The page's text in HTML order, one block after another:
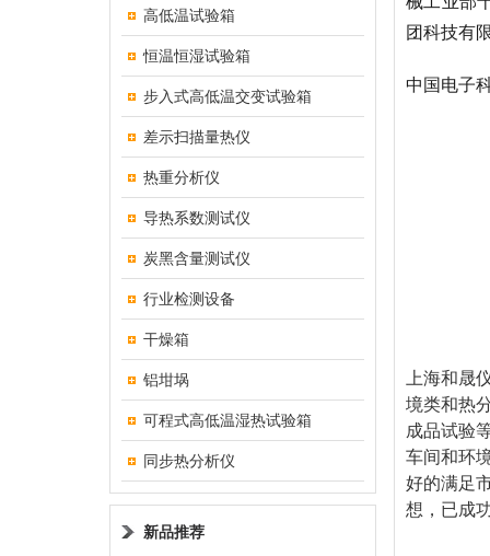
高低温试验箱
恒温恒湿试验箱
步入式高低温交变试验箱
差示扫描量热仪
热重分析仪
导热系数测试仪
炭黑含量测试仪
行业检测设备
干燥箱
铝坩埚
可程式高低温湿热试验箱
同步热分析仪
新品推荐
团科技有
中国电子
上海和晟
境类和热
成品试验
车间和环
好的满足
想，已成